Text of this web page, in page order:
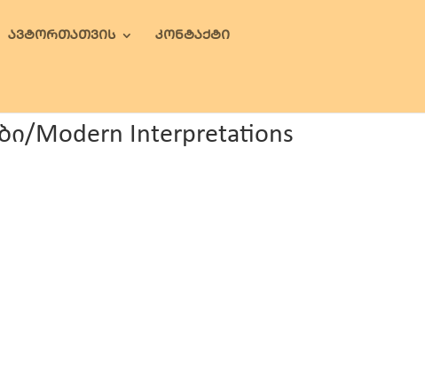
ᲐᲕᲢᲝᲠᲗᲐᲗᲕᲘᲡ ᲙᲝᲜᲢᲐᲥᲢᲘ
Modern Interpretations